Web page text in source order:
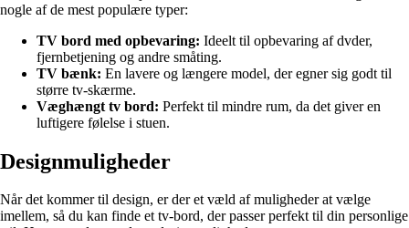
nogle af de mest populære typer:
TV bord med opbevaring: Ideelt til opbevaring af dvder,
fjernbetjening og andre småting.
TV bænk: En lavere og længere model, der egner sig godt til
større tv-skærme.
Væghængt tv bord: Perfekt til mindre rum, da det giver en
luftigere følelse i stuen.
Designmuligheder
Når det kommer til design, er der et væld af muligheder at vælge
imellem, så du kan finde et tv-bord, der passer perfekt til din personlige